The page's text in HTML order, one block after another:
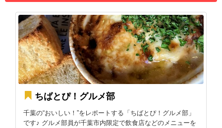
ちばとぴ！グルメ部
千葉の“おいしい！”をレポートする「ちばとぴ！グルメ部」
です♪ グルメ部員が千葉市内限定で飲食店などのメニューを